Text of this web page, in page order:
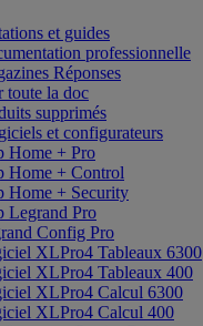
et guides
professionnelle
Réponses
toute la doc
supprimés
et configurateurs
Home + Pro
Home + Control
Home + Security
Legrand Pro
Config Pro
XLPro4 Tableaux 6300
XLPro4 Tableaux 400
XLPro4 Calcul 6300
XLPro4 Calcul 400